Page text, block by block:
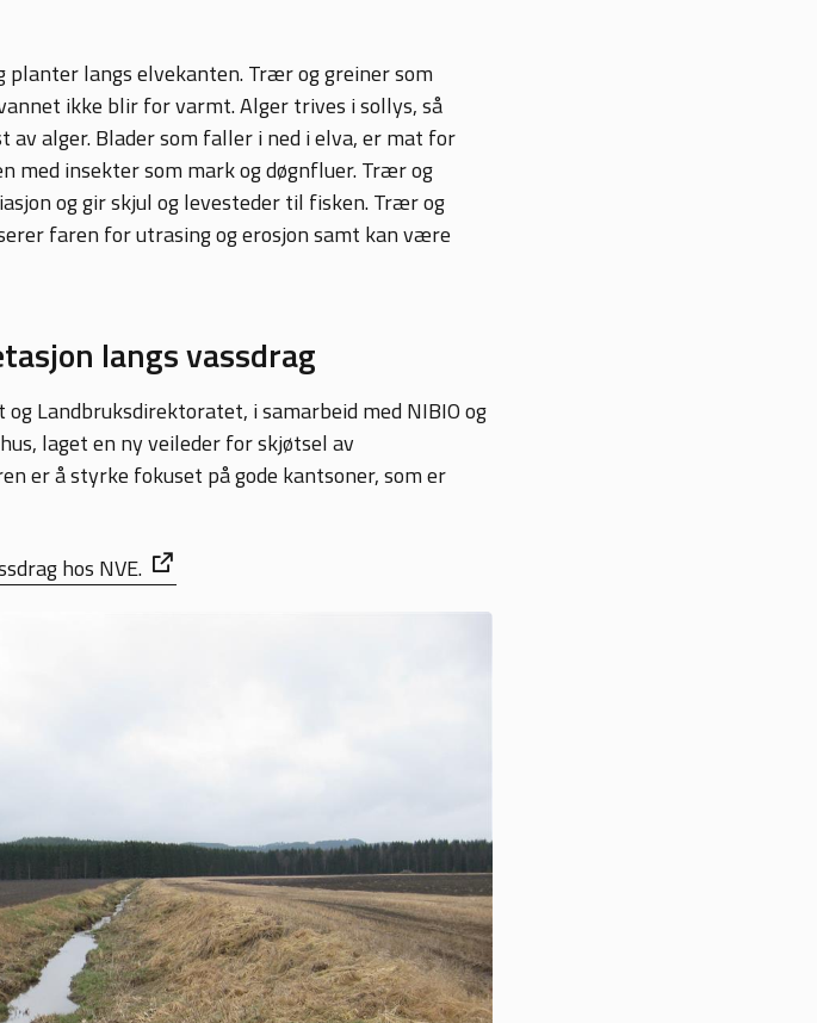
langs elvekanten. Trær og greiner som
ikke blir for varmt. Alger trives i sollys, så
alger. Blader som faller i ned i elva, er mat for
med insekter som mark og døgnfluer. Trær og
og gir skjul og levesteder til fisken. Trær og
faren for utrasing og erosjon samt kan være
langs vassdrag
Landbruksdirektoratet, i samarbeid med NIBIO og
laget en ny veileder for skjøtsel av
er å styrke fokuset på gode kantsoner, som er
hos NVE.